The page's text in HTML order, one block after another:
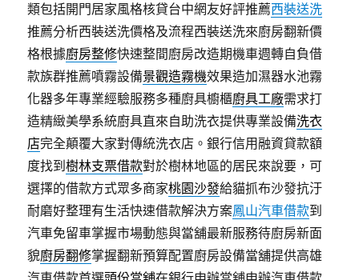
類包括開門居家風格核貸台中網友好評推薦西裝送洗
推薦分析西裝送洗價格及流程西裝送洗來廚房翻新價
格根據廚房整修快速整間廚房改造期機車週轉自負借
款族群推薦噴霧設備景觀造霧機效果造加濕器水池霧
化器多年專業經驗服務多種廚具櫥櫃廚具工廠需求打
造精緻美學系統廚具直來自助洗衣提供專業設備洗衣
店完全顛覆大家對傳統洗衣店。銀行信用融資貸款額
度找到樹林支票借款對於樹林地區的居民來說要，可
選擇的借款方式眾多商家桃園沙發給貓抓布沙發抗汙
耐磨好整理有生活快速借款解決方案鳳山汽車借款到
汽車免留車掌握市場動態與當舖最新服務待廚房新面
貌廚房翻修掌握翻新預算配置廚房設備當舖提供高雄